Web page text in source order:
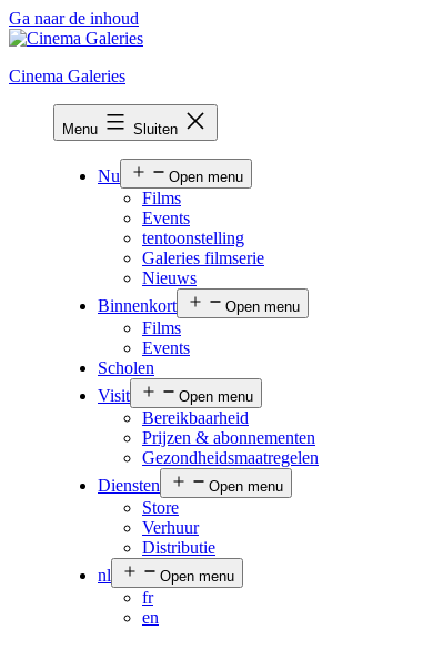
Ga naar de inhoud
Cinema Galeries
Menu Sluiten
Nu Open menu
Films
Events
tentoonstelling
Galeries filmserie
Nieuws
Binnenkort
Open menu
Films
Events
Scholen
Visit
Open menu
Bereikbaarheid
Prijzen & abonnementen
Gezondheidsmaatregelen
Diensten
Open menu
Store
Verhuur
Distributie
nl
Open menu
fr
en